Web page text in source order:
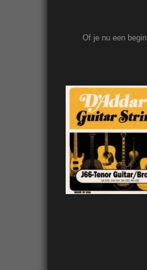
Of je nu een